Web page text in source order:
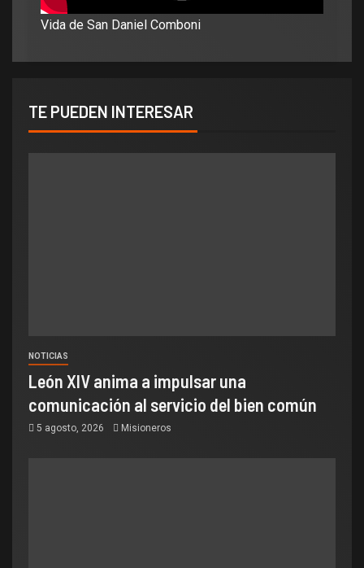
Vida de San Daniel Comboni
TE PUEDEN INTERESAR
NOTICIAS
León XIV anima a impulsar una
comunicación al servicio del bien común
5 agosto, 2026 Misioneros